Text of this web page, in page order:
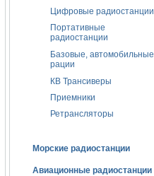
Цифровые радиостанции
Портативные
радиостанции
Базовые, автомобильные
рации
КВ Трансиверы
Приемники
Ретрансляторы
Морские радиостанции
Авиационные радиостанции